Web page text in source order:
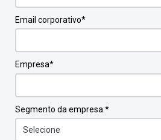
Email corporativo*
Empresa*
Segmento da empresa:*